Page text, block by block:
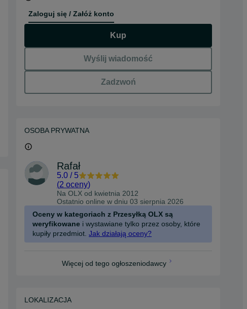
Zaloguj się / Załóż konto
Kup
Wyślij wiadomość
Zadzwoń
OSOBA PRYWATNA
Rafał
5.0 / 5
(2 oceny)
Na OLX od kwietnia 2012
Ostatnio online w dniu 03 sierpnia 2026
Oceny w kategoriach z Przesyłką OLX są
weryfikowane i wystawiane tylko przez osoby, które
kupiły przedmiot. Jak działają oceny?
Więcej od tego ogłoszeniodawcy
LOKALIZACJA